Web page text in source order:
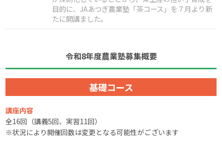
目的に、JAあつぎ農業塾「茶コース」を７月より新
たに開講ました。
令和8年度農業塾募集概要
基礎コース
講座内容
全16回（講義5回、実習11回）
※状況により開催回数は変更となる可能性がございます